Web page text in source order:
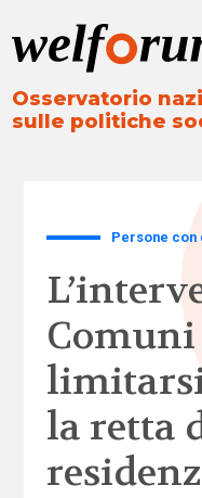
Osservatorio
sulle politiche
Persone
la retta